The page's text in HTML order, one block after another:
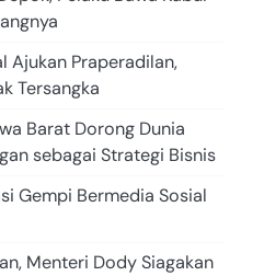
Ajukan Praperadilan,
Tersangka
Barat Dorong Dunia
sebagai Strategi Bisnis
Gempi Bermedia Sosial
Menteri Dody Siagakan